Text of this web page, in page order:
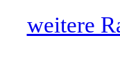
weitere